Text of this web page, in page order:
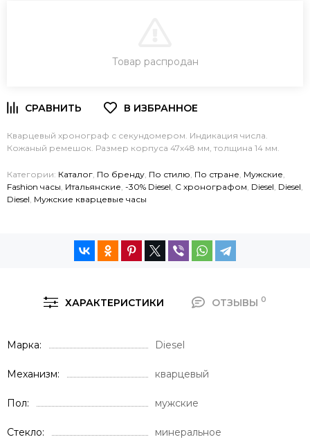
ЗАКАЗ В ОДИН КЛИК
Товар распродан
Кварцевый хронограф с секундомером. Индикация числа.
Кожаный ремешок. Размер корпуса 47х48 мм, толщина 14 мм.
Категории: Каталог По бренду По стилю По стране Мужские
Fashion часы Итальянские -30% Diesel C хронографом Diesel Diesel
Diesel Мужские кварцевые часы
ХАРАКТЕРИСТИКИ ОТЗЫВЫ 0
Марка Diesel
Механизм кварцевый
Пол мужские
Стекло минеральное